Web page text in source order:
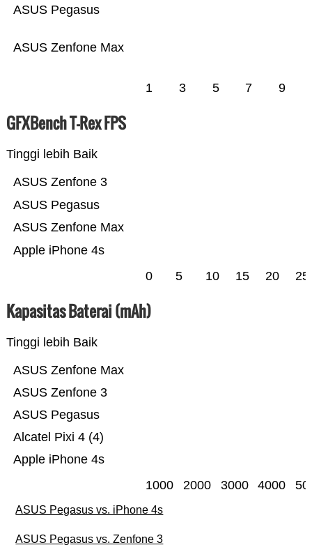
ASUS Zenfone Max
ASUS Pegasus
1 3 5 7 9
GFXBench T-Rex FPS
Tinggi lebih Baik
Apple iPhone 4s
ASUS Zenfone Max
ASUS Pegasus
ASUS Zenfone 3
0 5 10 15 20 25
Kapasitas Baterai (mAh)
Tinggi lebih Baik
Apple iPhone 4s
Alcatel Pixi 4 (4)
ASUS Pegasus
ASUS Zenfone 3
ASUS Zenfone Max
1000 2000 3000 4000
ASUS Pegasus vs. iPhone 4s
ASUS Pegasus vs. Zenfone 3